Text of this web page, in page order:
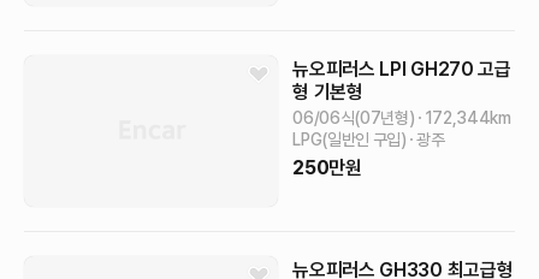
뉴오피러스 LPI GH270 고급
형 기본형
06/06식(07년형) 172,344km
LPG(일반인 구입) 광주
250만원
뉴오피러스 GH330 최고급형